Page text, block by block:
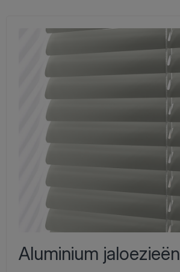
Aluminium jaloezieën